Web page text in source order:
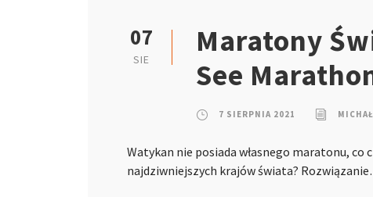
07
SIE
Maratony
See
7 SIERPNIA 2021
Watykan nie posiada własnego maratonu,
najdziwniejszych krajów świata?